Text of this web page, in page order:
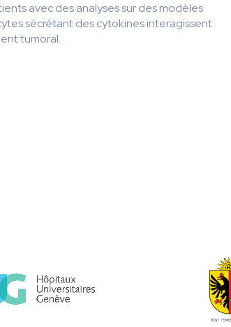
avec des analyses sur des modèles
sécrétant des cytokines interagissent
tumoral.